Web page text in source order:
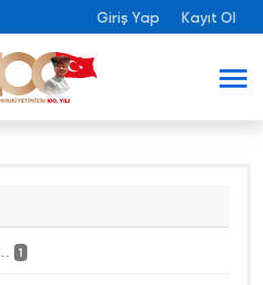
Giriş Yap Kayıt Ol
1